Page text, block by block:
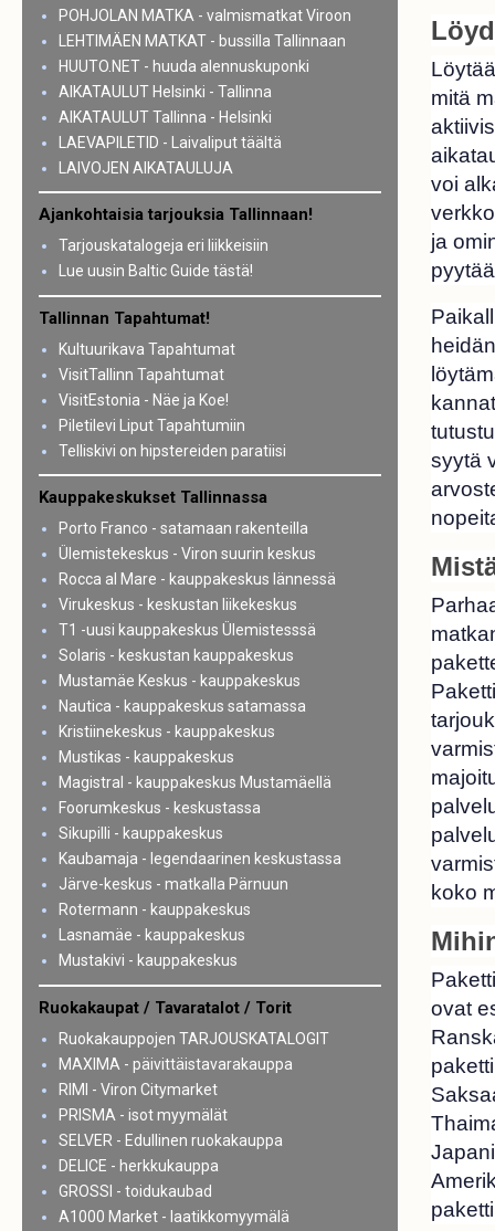
mitä
voi
ja
syytä
koko
ovat
POHJOLAN MATKA - valmismatkat Viroon
LEHTIMÄEN MATKAT - bussilla Tallinnaan
HUUTO.NET - huuda alennuskuponki
AIKATAULUT Helsinki - Tallinna
AIKATAULUT Tallinna - Helsinki
LAEVAPILETID - Laivaliput täältä
LAIVOJEN AIKATAULUJA
Ajankohtaisia tarjouksia Tallinnaan!
Tarjouskatalogeja eri liikkeisiin
Lue uusin Baltic Guide tästä!
Tallinnan Tapahtumat!
Kultuurikava Tapahtumat
VisitTallinn Tapahtumat
VisitEstonia - Näe ja Koe!
Piletilevi Liput Tapahtumiin
Telliskivi on hipstereiden paratiisi
Kauppakeskukset Tallinnassa
Porto Franco - satamaan rakenteilla
Ülemistekeskus - Viron suurin keskus
Rocca al Mare - kauppakeskus lännessä
Virukeskus - keskustan liikekeskus
T1 -uusi kauppakeskus Ülemistesssä
Solaris - keskustan kauppakeskus
Mustamäe Keskus - kauppakeskus
Nautica - kauppakeskus satamassa
Kristiinekeskus - kauppakeskus
Mustikas - kauppakeskus
Magistral - kauppakeskus Mustamäellä
Foorumkeskus - keskustassa
Sikupilli - kauppakeskus
Kaubamaja - legendaarinen keskustassa
Järve-keskus - matkalla Pärnuun
Rotermann - kauppakeskus
Lasnamäe - kauppakeskus
Mustakivi - kauppakeskus
Ruokakaupat / Tavaratalot / Torit
Ruokakauppojen TARJOUSKATALOGIT
MAXIMA - päivittäistavarakauppa
RIMI - Viron Citymarket
PRISMA - isot myymälät
SELVER - Edullinen ruokakauppa
DELICE - herkkukauppa
GROSSI - toidukaubad
A1000 Market - laatikkomyymälä